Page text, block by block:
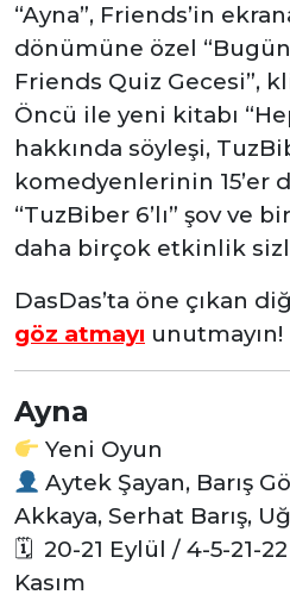
“Ayna”, Friends’in
dönümüne özel
Friends Quiz Gecesi”,
Öncü ile yeni kitabı
hakkında söyleşi,
komedyenlerinin 15’er
“TuzBiber 6’lı” şovve
daha birçok etkinlik
DasDas’ta öne çıkan
göz atmayı unutmayın!
Ayna
Yeni Oyun
Aytek Şayan, Barış
Akkaya, Serhat Barış,
🗓 20-21 Eylül / 4-5-21-
Kasım